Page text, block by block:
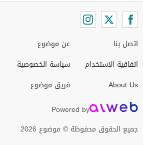
اتصل بنا
اتفاقية الاستخدام
About Us
عن موضوع
سياسة الخصوصية
فريق موضوع
Powered by
جميع الحقوق محفوظة © موضوع 2026